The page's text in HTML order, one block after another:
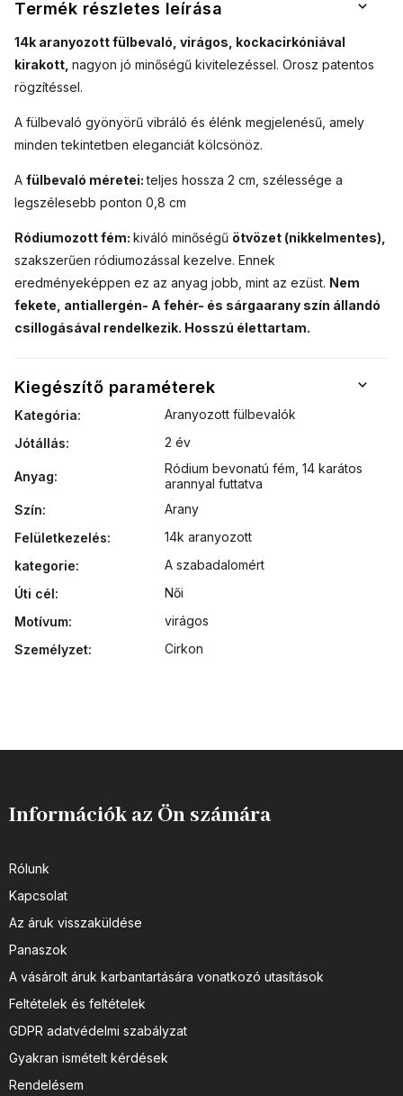
Termék részletes leírása
14k aranyozott fülbevaló, virágos, kockacirkóniával
kirakott, nagyon jó minőségű kivitelezéssel. Orosz patentos
rögzítéssel.
A fülbevaló gyönyörű vibráló és élénk megjelenésű, amely
minden tekintetben eleganciát kölcsönöz.
A fülbevaló méretei:teljes hossza 2 cm, szélessége a
legszélesebb ponton 0,8 cm
Ródiumozott fém: kiváló minőségű ötvözet (nikkelmentes),
szakszerűen ródiumozással kezelve. Ennek
eredményeképpen ez az anyag jobb, mint az ezüst. Nem
fekete, antiallergén- A fehér- és sárgaarany szín állandó
csillogásával rendelkezik. Hosszú élettartam.
Kiegészítő paraméterek
Kategória:
Aranyozott fülbevalók
Jótállás: 2 év
Anyag:
Ródium bevonatú fém 14 karátos
arannyal futtatva
Szín:
Arany
Felületkezelés:
14k aranyozott
kategorie:
A szabadalomért
Úti cél:
Női
Motívum:
virágos
Személyzet: Cirkon
Információk az Ön számára
Rólunk
Kapcsolat
Az áruk visszaküldése
Panaszok
A vásárolt áruk karbantartására vonatkozó utasítások
Feltételek és feltételek
GDPR adatvédelmi szabályzat
Gyakran ismételt kérdések
Rendelésem